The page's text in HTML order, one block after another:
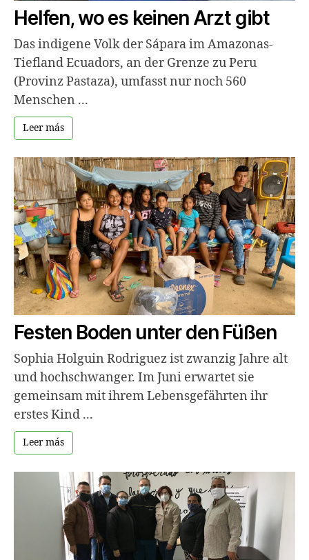
Helfen, wo es keinen Arzt gibt
Das indigene Volk der Sápara im Amazonas-
Tiefland Ecuadors, an der Grenze zu Peru
(Provinz Pastaza), umfasst nur noch 560
Menschen ...
Leer más
Festen Boden unter den Füßen
Sophia Holguin Rodriguez ist zwanzig Jahre alt
und hochschwanger. Im Juni erwartet sie
gemeinsam mit ihrem Lebensgefährten ihr
erstes Kind ...
Leer más